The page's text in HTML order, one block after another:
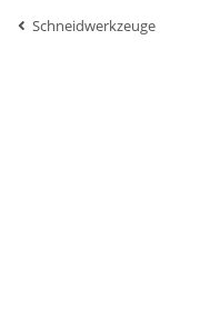
Schneidwerkzeuge